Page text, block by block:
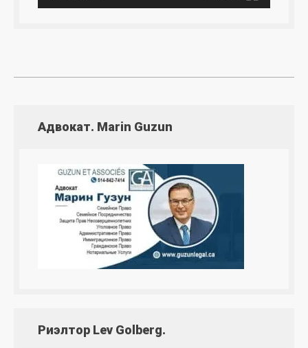
Адвокат. Marin Guzun
Риэлтор Lev Golberg.